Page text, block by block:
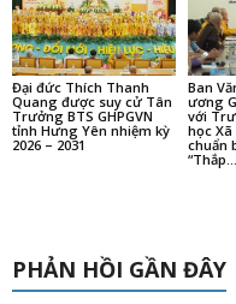
Đại đức Thích Thanh
Quang được suy cử Tân
Trưởng BTS GHPGVN
tỉnh Hưng Yên nhiệm kỳ
2026 – 2031
Ban
ương
với
học
chuẩn
“Thắp...
PHẢN HỒI GẦN ĐÂY